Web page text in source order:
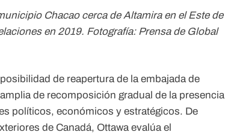
Chacao cerca de Altamira en el Este de
en 2019. Fotografía: Prensa de Global
de reapertura de la embajada de
de recomposición gradual de la presencia
políticos, económicos y estratégicos. De
de Canadá, Ottawa evalúa el